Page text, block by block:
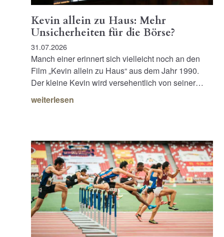
Kevin allein zu Haus: Mehr
Unsicherheiten für die Börse?
31.07.2026
Manch einer erinnert sich vielleicht noch an den
Film „Kevin allein zu Haus“ aus dem Jahr 1990.
Der kleine Kevin wird versehentlich von seiner…
weiterlesen